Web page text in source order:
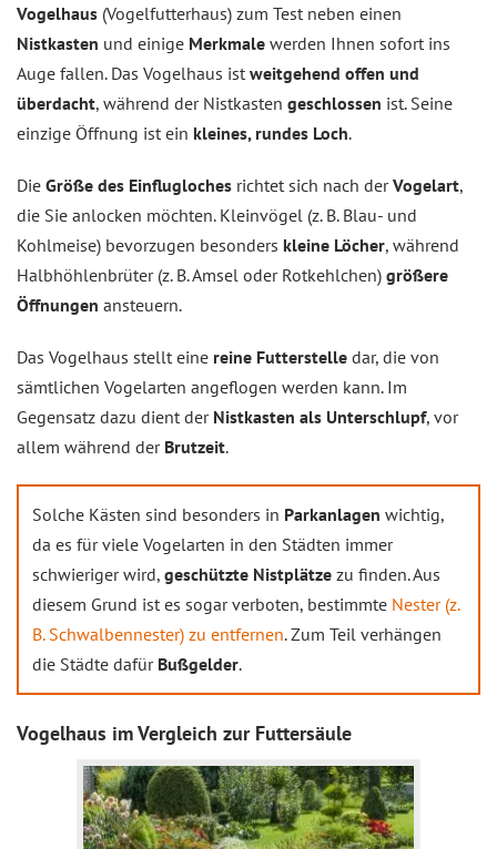
Vogelhaus (Vogelfutterhaus) zum Test neben einen
Nistkasten und einige Merkmale werden Ihnen sofort ins
Auge fallen. Das Vogelhaus ist weitgehend offen und
überdacht, während der Nistkasten geschlossen ist. Seine
einzige Öffnung ist ein kleines, rundes Loch.
Die Größe des Einflugloches richtet sich nach derVogelart,
die Sie anlocken möchten. Kleinvögel (z. B. Blau- und
Kohlmeise) bevorzugen besonders kleine Löcher, während
Halbhöhlenbrüter (z. B. Amsel oder Rotkehlchen) größere
Öffnungen ansteuern.
Das Vogelhaus stellt eine reine Futterstelle dar, die von
sämtlichen Vogelarten angeflogen werden kann. Im
Gegensatz dazu dient der Nistkasten als Unterschlupf, vor
allem während der Brutzeit.
Solche Kästen sind besonders in Parkanlagen wichtig,
da es für viele Vogelarten in den Städten immer
schwieriger wird, geschützte Nistplätze zu finden. Aus
diesem Grund ist es sogar verboten, bestimmte Nester (z.
B. Schwalbennester) zu entfernen. Zum Teil verhängen
die Städte dafür Bußgelder.
Vogelhaus im Vergleich zur Futtersäule